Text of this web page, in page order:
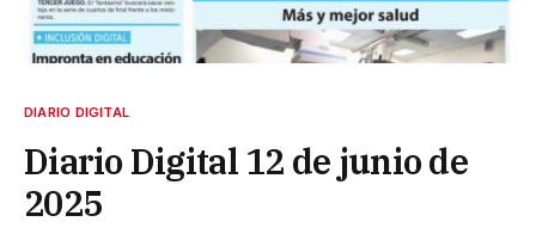
DIARIO DIGITAL
Diario Digital 12 de junio de
2025